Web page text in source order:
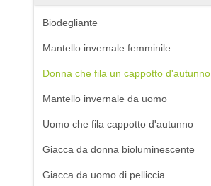
Biodegliante
Mantello invernale femminile
Donna che fila un cappotto d'autunno
Mantello invernale da uomo
Uomo che fila cappotto d'autunno
Giacca da donna bioluminescente
Giacca da uomo di pelliccia